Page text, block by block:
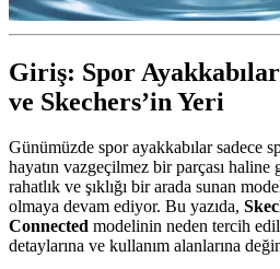
Giriş: Spor
ve Skechers’in Yeri
Günümüzde spor ayakkabılar sadece
hayatın vazgeçilmez bir parçası
rahatlık ve şıklığı bir arada sunan
olmaya devam ediyor. Bu yazıda,
Connected modelinin neden tercih
detaylarına ve kullanım alanlarına